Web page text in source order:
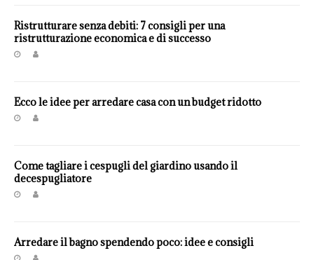
Ristrutturare senza debiti: 7 consigli per una
ristrutturazione economica e di successo
Ecco le idee per arredare casa con un budget ridotto
Come tagliare i cespugli del giardino usando il
decespugliatore
Arredare il bagno spendendo poco: idee e consigli